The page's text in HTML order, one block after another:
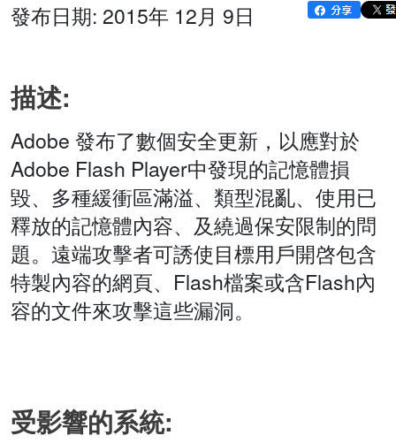
發布日期: 2015年 12月 9日
描述:
Adobe 發布了數個安全更新，以應對於
Adobe Flash Player中發現的記憶體損
毀、多種緩衝區滿溢、類型混亂、使用已
釋放的記憶體內容、及繞過保安限制的問
題。遠端攻擊者可誘使目標用戶開啓包含
特製內容的網頁、Flash檔案或含Flash內
容的文件來攻擊這些漏洞。
受影響的系統: